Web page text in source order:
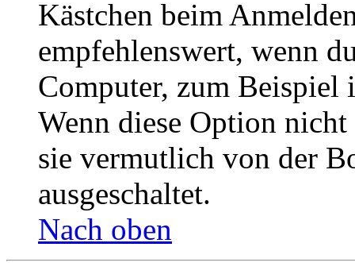
Kästchen beim
empfehlenswert, wenn
Computer, zum Beispiel
Wenn diese Option
sie vermutlich von der
ausgeschaltet.
Nach oben